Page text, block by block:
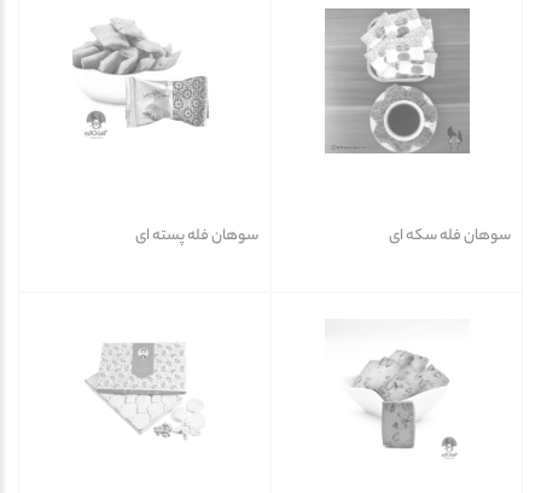
سوهان فله سکه ای سوهان فله پسته ای